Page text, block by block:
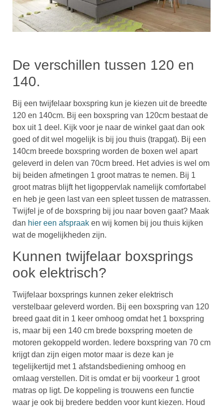
De verschillen tussen 120 en
140.
Bij een twijfelaar boxspring kun je kiezen uit de breedte
120 en 140cm. Bij een boxspring van 120cm bestaat de
box uit 1 deel. Kijk voor je naar de winkel gaat dan ook
goed of dit wel mogelijk is bij jou thuis (trapgat). Bij een
140cm breede boxspring worden de boxen wel apart
geleverd in delen van 70cm breed. Het advies is wel om
bij beiden afmetingen 1 groot matras te nemen. Bij 1
groot matras blijft het ligoppervlak namelijk comfortabel
en heb je geen last van een spleet tussen de matrassen.
Twijfel je of de boxspring bij jou naar boven gaat? Maak
dan hier een afspraak en wij komen bij jou thuis kijken
wat de mogelijkheden zijn.
Kunnen twijfelaar boxsprings
ook elektrisch?
Twijfelaar boxsprings kunnen zeker elektrisch
verstelbaar geleverd worden. Bij een boxspring van 120
breed gaat dit in 1 keer omhoog omdat het 1 boxspring
is, maar bij een 140 cm brede boxspring moeten de
motoren gekoppeld worden. Iedere boxspring van 70 cm
krijgt dan zijn eigen motor maar is deze kan je
tegelijkertijd met 1 afstandsbediening omhoog en
omlaag verstellen. Dit is omdat er bij voorkeur 1 groot
matras op ligt. De koppeling is trouwens een functie
waar je ook bij bredere bedden voor kunt kiezen. Houd